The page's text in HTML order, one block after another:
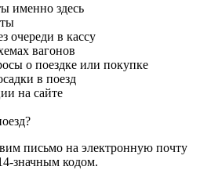
именно здесь
очереди в кассу
вагонов
о поездке или покупке
в поезд
на сайте
письмо на электронную почту
значным кодом.